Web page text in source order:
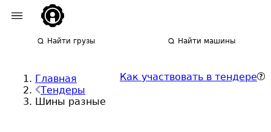
Найти грузы Найти машины
Главная
Тендеры
Шины разные
Как участвовать в тендере